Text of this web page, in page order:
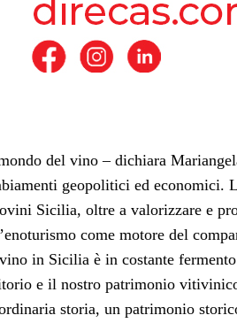
del vino – dichiara
geopolitici ed economici.
Sicilia, oltre a valorizzare e
come motore del
in Sicilia è in costante
e il nostro patrimonio
storia, un patrimonio